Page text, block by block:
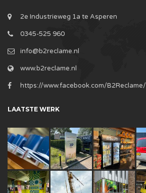
2e Industrieweg 1a te Asperen
0345-525 960
info@b2reclame.nl
www.b2reclame.nl
https://www.facebook.com/B2Reclame/
LAATSTE WERK